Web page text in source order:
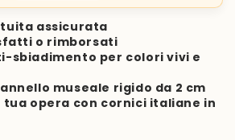
assicurata
o rimborsati
sbiadimento per colori vivi e
museale rigido da 2 cm
tua opera con cornici italiane in